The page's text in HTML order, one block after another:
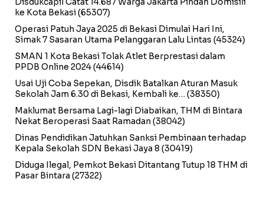
ke Kota Bekasi(65307)
Operasi Patuh Jaya 2025 di Bekasi Dimulai Hari Ini,
Simak 7 Sasaran Utama Pelanggaran Lalu Lintas (45324)
SMAN 1 Kota Bekasi Tolak Atlet Berprestasi dalam
PPDB Online 2024(44614)
Usai Uji Coba Sepekan, Disdik Batalkan Aturan Masuk
Sekolah Jam 6.30 di Bekasi, Kembali ke… (38350)
Maklumat Bersama Lagi-lagi Diabaikan, THM di Bintara
Nekat Beroperasi Saat Ramadan (38042)
Dinas Pendidikan Jatuhkan Sanksi Pembinaan terhadap
Kepala Sekolah SDN Bekasi Jaya 8 (30419)
Diduga Ilegal, Pemkot Bekasi Ditantang Tutup 18 THM di
Pasar Bintara (27322)